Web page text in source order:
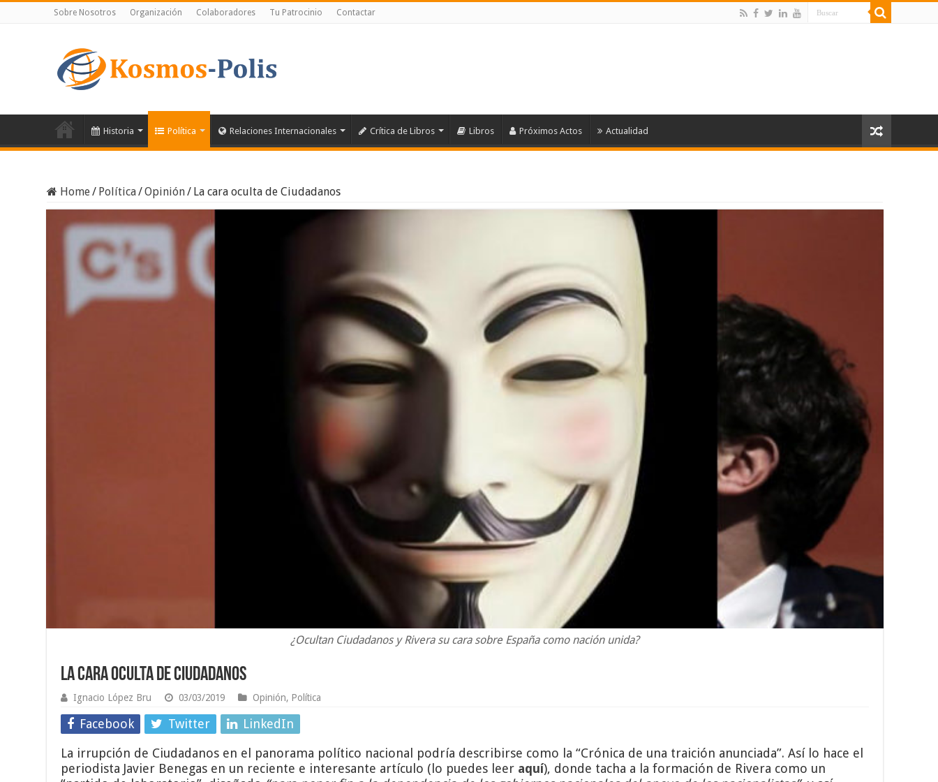
Sobre Nosotros Organización Colaboradores Tu Patrocinio Contactar
Historia Política Relaciones Internacionales Crítica de Libros Libros Próximos Actos Actualidad
Home/ Política/Opinión/ La cara oculta de Ciudadanos
¿Ocultan Ciudadanos y Rivera su cara sobre España como nación unida?
La cara oculta de Ciudadanos
Ignacio López Bru 03/03/2019 Opinión, Política
Facebook Twitter
LinkedIn
La irrupción de Ciudadanos en el panorama político nacional podría describirse como la “Crónica de una traición anunciada”. Así lo hace el
periodista Javier Benegas en un reciente e interesante artículo (lo puedes leer aquí), donde tacha a la formación de Rivera como un